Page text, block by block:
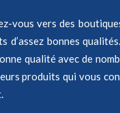
vers des
bonnes
qualité avec de
produits qui vous